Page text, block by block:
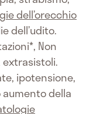
dell’orecchio
dell’udito.
Non
ipotensione,
della